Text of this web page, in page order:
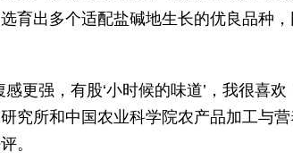
育出多个适配盐碱地生长的优良品种
更强，有股‘小时候的味道’，我很喜
究所和中国农业科学院农产品加工与
。